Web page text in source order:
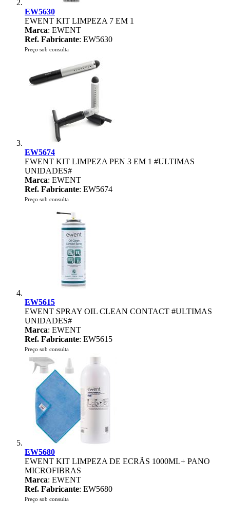
EW5630
EWENT KIT LIMPEZA 7 EM 1
Marca: EWENT
Ref. Fabricante: EW5630
Preço sob consulta
EW5674
EWENT KIT LIMPEZA PEN 3 EM 1 #ULTIMAS
UNIDADES#
Marca: EWENT
Ref. Fabricante: EW5674
Preço sob consulta
EW5615
EWENT SPRAY OIL CLEAN CONTACT #ULTIMAS
UNIDADES#
Marca: EWENT
Ref. Fabricante: EW5615
Preço sob consulta
EW5680
EWENT KIT LIMPEZA DE ECRÃS 1000ML+ PANO
MICROFIBRAS
Marca: EWENT
Ref. Fabricante: EW5680
Preço sob consulta